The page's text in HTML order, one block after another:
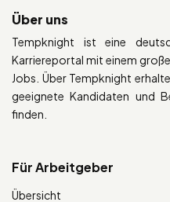
Über uns
Tempknight ist eine
Karriereportal mit einem
Jobs. Über Tempknight
geeignete Kandidaten und
finden.
Für Arbeitgeber
Übersicht